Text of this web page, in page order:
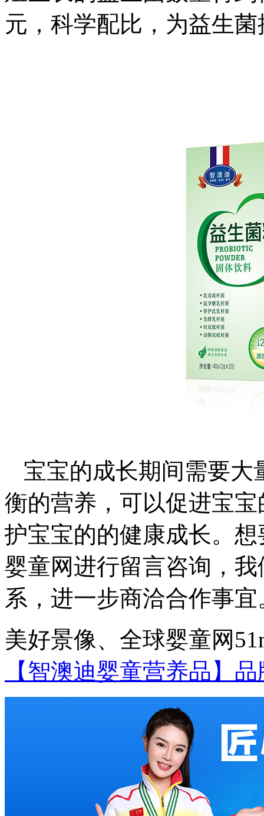
元，科学配比，为益生
宝宝的成长期间需要
衡的营养，可以促进宝
护宝宝的的健康成长。
婴童网进行留言咨询，
系，进一步商洽合作事宜
美好景像、全球婴童网
【智澳迪婴童营养品】